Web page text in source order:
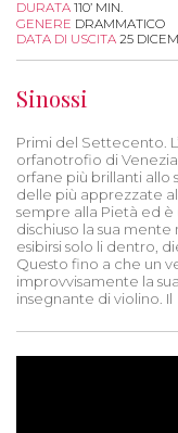
DURATA 110’ MIN.
GENERE DRAMMATICO
DATA DI USCITA 25
Sinossi
Primi del Settecento.
orfanotrofio di
orfane più brillanti allo
delle più apprezzate
sempre alla Pietà ed è
dischiuso la sua
esibirsi solo li dentro,
Questo fino a che un
improvvisamente la
insegnante di violino.